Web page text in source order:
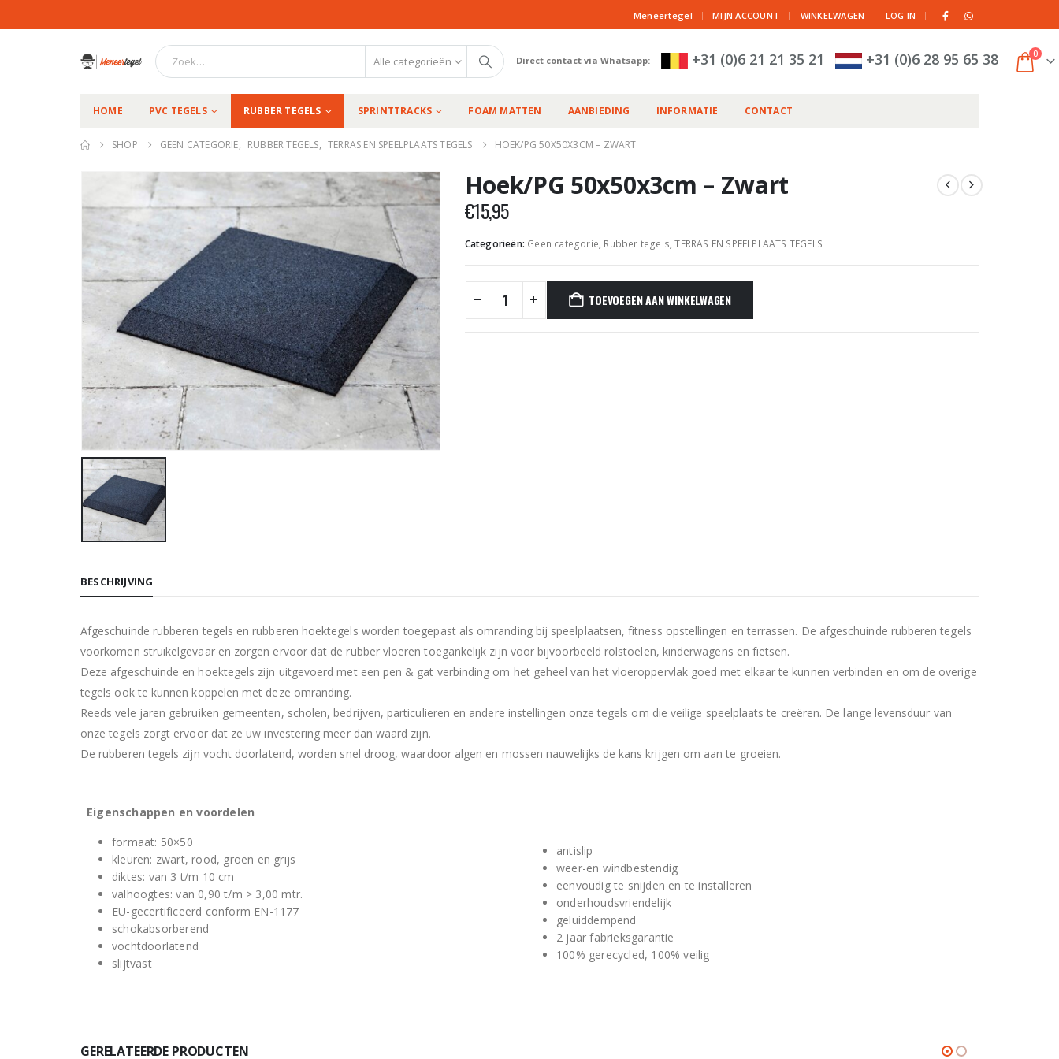
Meneertegel | MIJN ACCOUNT WINKELWAGEN LOG IN |
Alle categorieën Direct contact via Whatsapp: +31 (0)6 21 21 35 21 +31 (0)6 28 95 65 38 0
HOME PVC TEGELS RUBBER TEGELS SPRINTTRACKS FOAM MATTEN AANBIEDING INFORMATIE CONTACT
SHOP GEEN CATEGORIE, RUBBER TEGELS, TERRAS EN SPEELPLAATS TEGELS HOEK/PG 50X50X3CM – ZWART
Hoek/PG 50x50x3cm – Zwart
€15,95
Categorieën: Geen categorie, Rubber tegels,TERRAS EN SPEELPLAATS TEGELS
TOEVOEGEN AAN WINKELWAGEN
BESCHRIJVING
Afgeschuinde rubberen tegels en rubberen hoektegels worden toegepast als omranding bij speelplaatsen, fitness opstellingen en terrassen. De afgeschuinde rubberen tegels
voorkomen struikelgevaar en zorgen ervoor dat de rubber vloeren toegankelijk zijn voor bijvoorbeeld rolstoelen, kinderwagens en fietsen.
Deze afgeschuinde en hoektegels zijn uitgevoerd met een pen & gat verbinding om het geheel van het vloeroppervlak goed met elkaar te kunnen verbinden en om de overige
tegels ook te kunnen koppelen met deze omranding.
Reeds vele jaren gebruiken gemeenten, scholen, bedrijven, particulieren en andere instellingen onze tegels om die veilige speelplaats te creëren. De lange levensduur van
onze tegels zorgt ervoor dat ze uw investering meer dan waard zijn.
De rubberen tegels zijn vocht doorlatend, worden snel droog, waardoor algen en mossen nauwelijks de kans krijgen om aan te groeien.
Eigenschappen en voordelen
formaat: 50×50
kleuren: zwart, rood, groen en grijs
diktes: van 3 t/m 10 cm
valhoogtes: van 0,90 t/m > 3,00 mtr.
EU-gecertificeerd conform EN-1177
schokabsorberend
vochtdoorlatend
slijtvast
antislip
weer-en windbestendig
eenvoudig te snijden en te installeren
onderhoudsvriendelijk
geluiddempend
2 jaar fabrieksgarantie
100% gerecycled, 100% veilig
GERELATEERDE PRODUCTEN